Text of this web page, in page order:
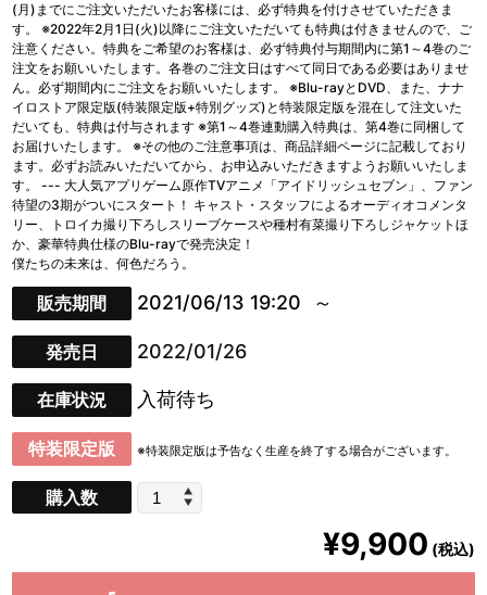
(月)までにご注文いただいたお客様には、必ず特典を付けさせていただきま
す。 ※2022年2月1日(火)以降にご注文いただいても特典は付きませんので、ご
注意ください。特典をご希望のお客様は、必ず特典付与期間内に第1～4巻のご
注文をお願いいたします。各巻のご注文日はすべて同日である必要はありませ
ん。必ず期間内にご注文をお願いいたします。 ※Blu-rayとDVD、また、ナナ
イロストア限定版(特装限定版+特別グッズ)と特装限定版を混在して注文いた
だいても、特典は付与されます ※第1～4巻連動購入特典は、第4巻に同梱して
お届けいたします。 ※その他のご注意事項は、商品詳細ページに記載しており
ます。必ずお読みいただいてから、お申込みいただきますようお願いいたしま
す。 --- 大人気アプリゲーム原作TVアニメ「アイドリッシュセブン」、ファン
待望の3期がついにスタート！ キャスト・スタッフによるオーディオコメンタ
リー、トロイカ撮り下ろしスリーブケースや種村有菜撮り下ろしジャケットほ
か、豪華特典仕様のBlu-rayで発売決定！
僕たちの未来は、何色だろう。
販売期間 2021/06/13 19:20
発売日 2022/01/26
在庫状況 入荷待ち
特装限定版 ※特装限定版は予告なく生産を終了する場合がございます。
購入数
¥9,900 (税込)